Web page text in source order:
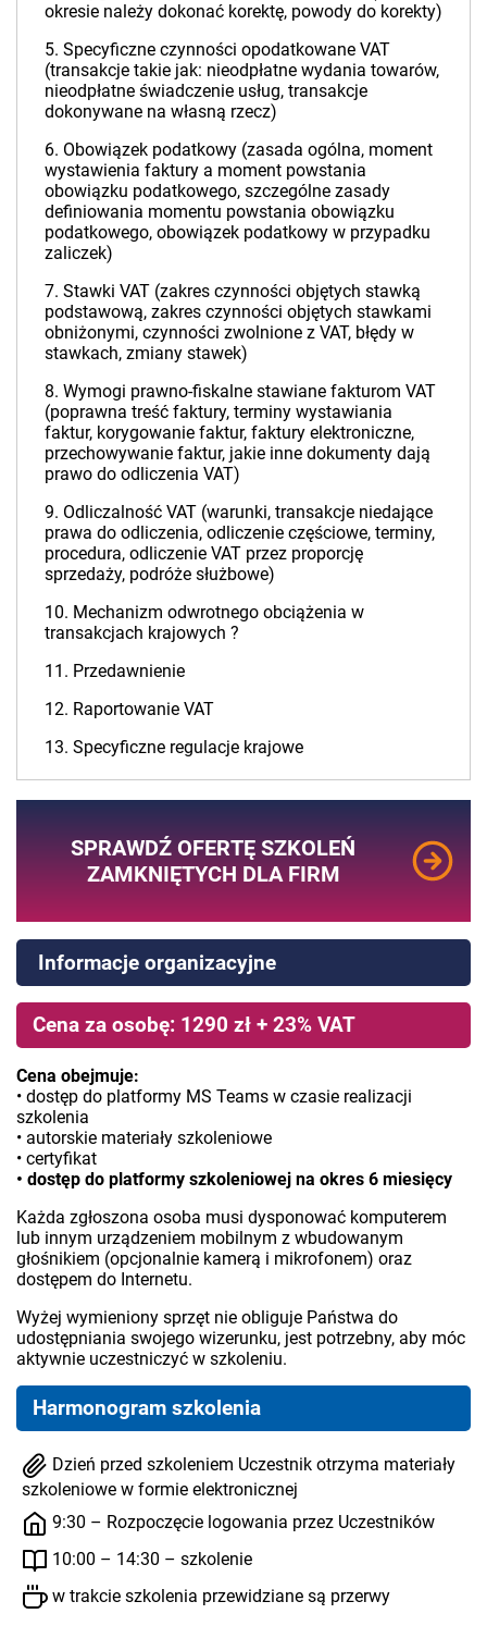
okresie należy dokonać korektę, powody do korekty)
5. Specyficzne czynności opodatkowane VAT
(transakcje takie jak: nieodpłatne wydania towarów,
nieodpłatne świadczenie usług, transakcje
dokonywane na własną rzecz)
6. Obowiązek podatkowy (zasada ogólna, moment
wystawienia faktury a moment powstania
obowiązku podatkowego, szczególne zasady
definiowania momentu powstania obowiązku
podatkowego, obowiązek podatkowy w przypadku
zaliczek)
7. Stawki VAT (zakres czynności objętych stawką
podstawową, zakres czynności objętych stawkami
obniżonymi, czynności zwolnione z VAT, błędy w
stawkach, zmiany stawek)
8. Wymogi prawno-fiskalne stawiane fakturom VAT
(poprawna treść faktury, terminy wystawiania
faktur, korygowanie faktur, faktury elektroniczne,
przechowywanie faktur, jakie inne dokumenty dają
prawo do odliczenia VAT)
9. Odliczalność VAT (warunki, transakcje niedające
prawa do odliczenia, odliczenie częściowe, terminy,
procedura, odliczenie VAT przez proporcję
sprzedaży, podróże służbowe)
10. Mechanizm odwrotnego obciążenia w
transakcjach krajowych ?
11. Przedawnienie
12. Raportowanie VAT
13. Specyficzne regulacje krajowe
SPRAWDŹ OFERTĘ SZKOLEŃ
ZAMKNIĘTYCH DLA FIRM
Informacje organizacyjne
Cena za osobę: 1290 zł + 23% VAT
Cena obejmuje:
• dostęp do platformy MS Teams w czasie realizacji
szkolenia
• autorskie materiały szkoleniowe
• certyfikat
• dostęp do platformy szkoleniowej na okres 6 miesięcy
Każda zgłoszona osoba musi dysponować komputerem
lub innym urządzeniem mobilnym z wbudowanym
głośnikiem (opcjonalnie kamerą i mikrofonem) oraz
dostępem do Internetu.
Wyżej wymieniony sprzęt nie obliguje Państwa do
udostępniania swojego wizerunku, jest potrzebny, aby móc
aktywnie uczestniczyć w szkoleniu.
Harmonogram szkolenia
Dzień przed szkoleniem Uczestnik otrzyma materiały
szkoleniowe w formie elektronicznej
9:30 – Rozpoczęcie logowania przez Uczestników
10:00 – 14:30 – szkolenie
w trakcie szkolenia przewidziane są przerwy